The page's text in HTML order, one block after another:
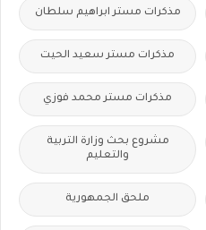
مذكرات مستر ابراهيم سلطان
مذكرات مستر سعيد الحيت
مذكرات مستر محمد فوزي
مشروع بحث وزارة التربية
والتعليم
ملحق الجمهورية